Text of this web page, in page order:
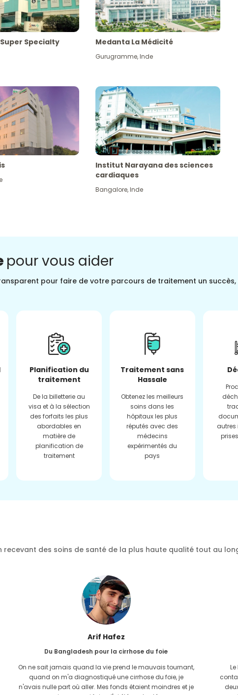
Specialty Medanta La Médicité
Gurugramme,Inde
Institut Narayana des sciences
cardiaques
Bangalore,Inde
pour vous aider
pour faire de votre parcours de traitement un
Planification du
traitement
De la billetterie au
visa et à la sélection
des forfaits les plus
abordables en
matière de
planification de
traitement
Traitement sans
Hassale
Obtenez les meilleurs
soins dans les
hôpitaux les plus
réputés avec des
médecins
expérimentés du
pays
des soins de santé de la plus haute qualité tout au
Arif Hafez
Du Bangladesh pour la cirrhose du foie
On ne sait jamais quand la vie prend le mauvais tournant,
quand on m'a diagnostiqué une cirrhose du foie, je
n'avais nulle part où aller. Mes fonds étaient moindres et je